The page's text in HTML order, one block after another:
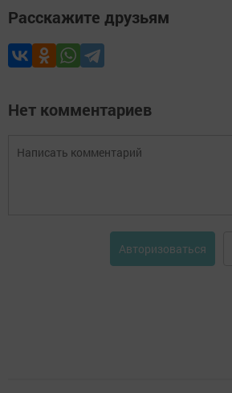
Расскажите друзьям
Нет комментариев
Авторизоваться